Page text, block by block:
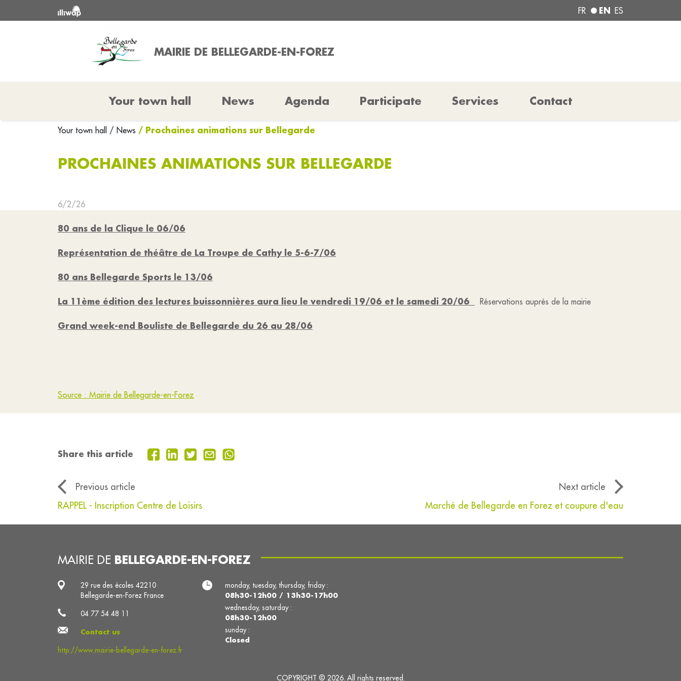
FR EN ES
MAIRIE DE BELLEGARDE-EN-FOREZ
Your town hall News Agenda Participate Services Contact
Your town hall / News / Prochaines animations sur Bellegarde
PROCHAINES ANIMATIONS SUR BELLEGARDE
6/2/26
80 ans de la Clique le 06/06
Représentation de théâtre de La Troupe de Cathy le 5-6-7/06
80 ans Bellegarde Sports le 13/06
La 11ème édition des lectures buissonnières aura lieu le vendredi 19/06 et le samedi 20/06 Réservations auprès de la mairie
Grand week-end Bouliste de Bellegarde du 26 au 28/06
Source : Mairie de Bellegarde-en-Forez
Share this article
Previous article
Next article
RAPPEL - Inscription Centre de Loisirs
Marché de Bellegarde en Forez et coupure d'eau
MAIRIE DE BELLEGARDE-EN-FOREZ
29 rue des écoles 42210
Bellegarde-en-Forez France
04 77 54 48 11
Contact us
http://www.mairie-bellegarde-en-forez.fr
monday, tuesday, thursday, friday :
08h30-12h00 / 13h30-17h00
wednesday, saturday :
08h30-12h00
sunday :
Closed
COPYRIGHT © 2026. All rights reserved.